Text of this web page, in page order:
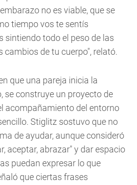
no es viable, que se
tiempo vos te sentís
sintiendo todo el peso de las
cambios de tu cuerpo", relató.
que una pareja inicia la
se construye un proyecto de
acompañamiento del entorno
Stiglitz sostuvo que no
de ayudar, aunque consideró
aceptar, abrazar" y dar espacio
puedan expresar lo que
que ciertas frases